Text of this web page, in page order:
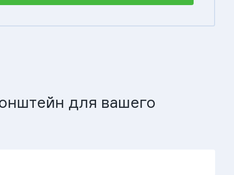
для вашего